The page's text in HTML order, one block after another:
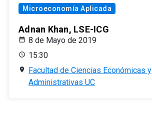
Microeconomía Aplicada
Adnan Khan, LSE-ICG
8 de Mayo de 2019
15:30
Facultad de Ciencias Económicas y
Administrativas UC